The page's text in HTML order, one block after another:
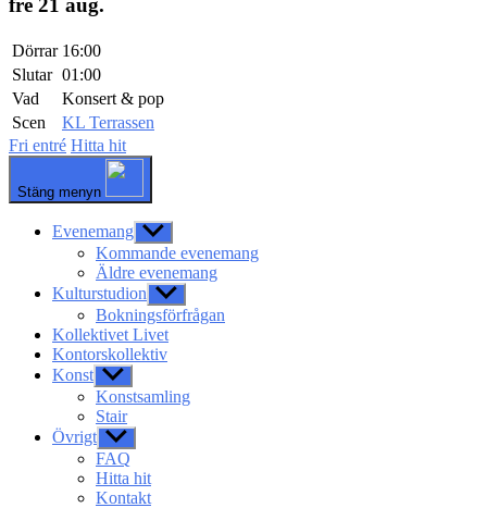
fre 21 aug.
Dörrar 16:00
Slutar 01:00
Vad
Konsert & pop
Scen
KL Terrassen
Fri entré Hitta hit
Stäng menyn
Evenemang Visa
undermeny
Kommande evenemang
Äldre evenemang
Kulturstudion Visa
undermeny
Bokningsförfrågan
Kollektivet Livet
Kontorskollektiv
Konst Visa
undermeny
Konstsamling
Stair
Övrigt Visa
undermeny
FAQ
Hitta hit
Kontakt